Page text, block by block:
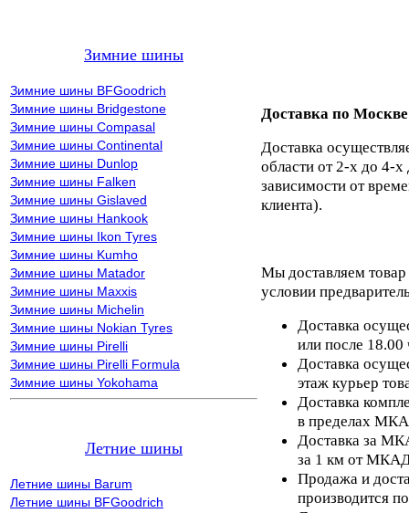
Зимние шины
Зимние шины BFGoodrich
Зимние шины Bridgestone
Зимние шины Compasal
Зимние шины Continental
Зимние шины Dunlop
Зимние шины Falken
Зимние шины Gislaved
Зимние шины Hankook
Зимние шины Ikon Tyres
Зимние шины Kumho
Зимние шины Matador
Зимние шины Maxxis
Зимние шины Michelin
Зимние шины Nokian Tyres
Зимние шины Pirelli
Зимние шины Pirelli Formula
Зимние шины Yokohama
Летние шины
Летние шины Barum
Летние шины BFGoodrich
Доставка по
Доставка
области от 2-х до 4-х
зависимости от
клиента).
Мы доставляем
условии
Доставка
или после 18.00
Доставка
этаж курьер
Доставка
в пределах
Доставка за
за 1 км от
Продажа и
производится